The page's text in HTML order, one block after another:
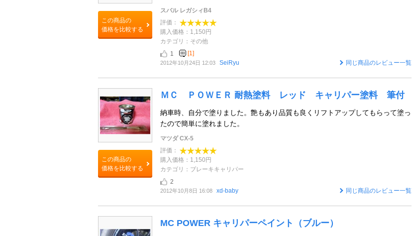
この商品の
価格を比較する
スバル レガシィB4
評価：
購入価格：1,150円
カテゴリ：その他
1
[1]
2012年10月24日 12:03 SeiRyu 同じ商品のレビュー一覧
この商品の
価格を比較する
ＭＣ ＰＯＷＥＲ 耐熱塗料 レッド キャリパー塗料 筆付
納車時、自分で塗りました。艶もあり品質も良くリフトアップしてもらって塗っ
たので簡単に塗れました。
マツダ CX-5
評価：
購入価格：1,150円
カテゴリ：ブレーキキャリパー
2
2012年10月8日 16:08 xd-baby 同じ商品のレビュー一覧
MC POWER キャリパーペイント（ブルー）